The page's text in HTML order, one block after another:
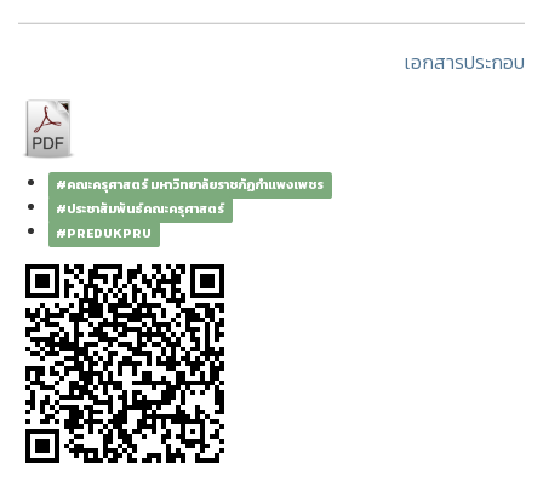
เอกสารประกอบ
#คณะครุศาสตร์ มหาวิทยาลัยราชภัฏกำแพงเพชร
#ประชาสัมพันธ์คณะครุศาสตร์
#PREDUKPRU